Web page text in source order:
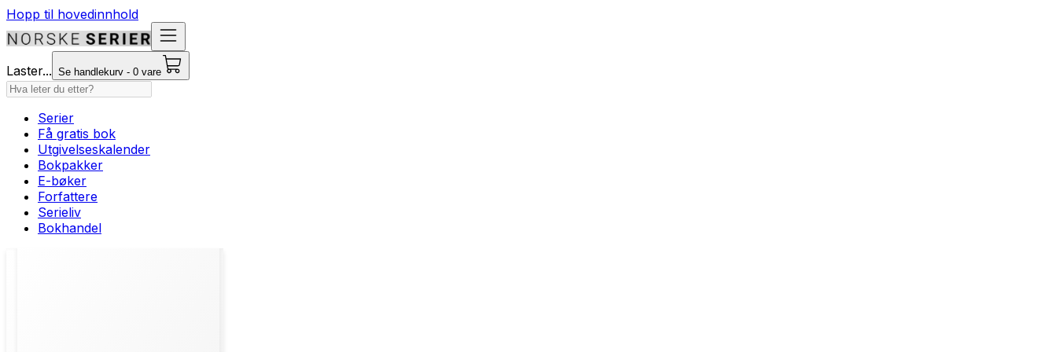
Hopp til hovedinnhold
Laster... Se handlekurv - 0 vare
Serier
Få gratis bok
Utgivelseskalender
Bokpakker
E-bøker
Forfattere
Serieliv
Bokhandel